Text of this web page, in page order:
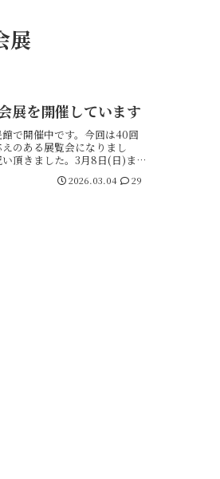
展
展を開催しています
で開催中です。今回は40回
のある展覧会になりまし
頂きました。3月8日(日)ま
2026.03.04 29